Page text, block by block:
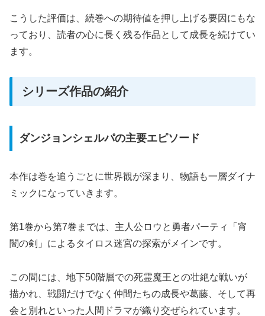
こうした評価は、続巻への期待値を押し上げる要因にもな
っており、読者の心に長く残る作品として成長を続けてい
ます。
シリーズ作品の紹介
ダンジョンシェルパの主要エピソード
本作は巻を追うごとに世界観が深まり、物語も一層ダイナ
ミックになっていきます。
第1巻から第7巻までは、主人公ロウと勇者パーティ「宵
闇の剣」によるタイロス迷宮の探索がメインです。
この間には、地下50階層での死霊魔王との壮絶な戦いが
描かれ、戦闘だけでなく仲間たちの成長や葛藤、そして再
会と別れといった人間ドラマが織り交ぜられています。